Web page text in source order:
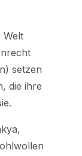
Welt
setzen
die ihre